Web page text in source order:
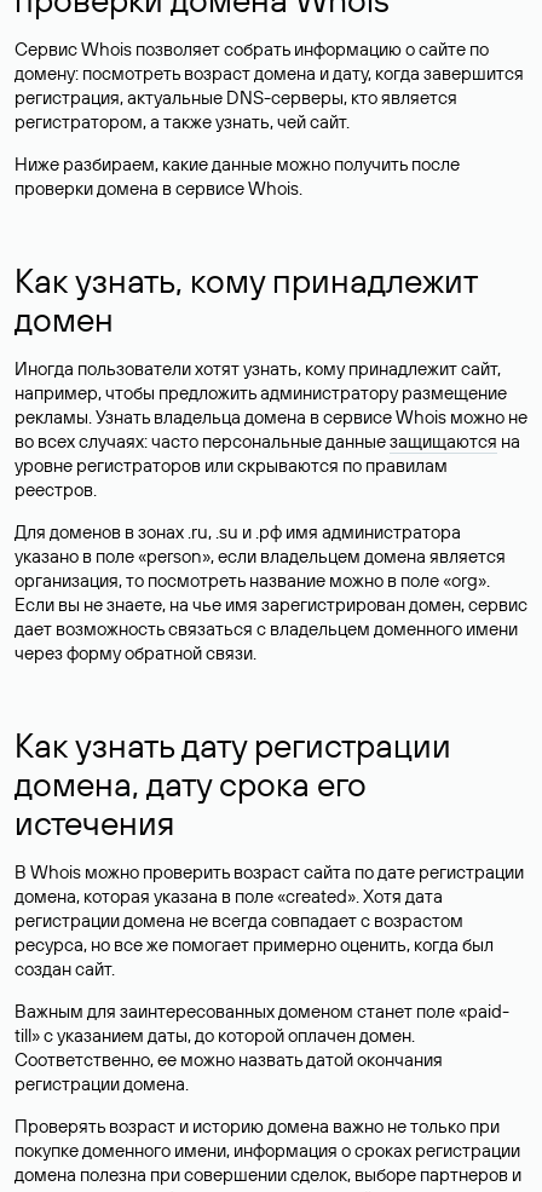
Сервис Whois позволяет собрать информацию о сайте по
домену: посмотреть возраст домена и дату, когда завершится
регистрация, актуальные DNS-серверы, кто является
регистратором, а также узнать, чей сайт.
Ниже разбираем, какие данные можно получить после
проверки домена в сервисе Whois.
Как узнать, кому принадлежит
домен
Иногда пользователи хотят узнать, кому принадлежит сайт,
например, чтобы предложить администратору размещение
рекламы. Узнать владельца домена в сервисе Whois можно не
во всех случаях: часто персональные данныезащищаются на
уровне регистраторов или скрываются по правилам
реестров.
Для доменов в зонах .ru, .su и .рф имя администратора
указано в поле «person», если владельцем домена является
организация, то посмотреть название можно в поле «org».
Если вы не знаете, на чье имя зарегистрирован домен, сервис
дает возможность связаться с владельцем доменного имени
через форму обратной связи.
Как узнать дату регистрации
домена, дату срока его
истечения
В Whois можно проверить возраст сайта по дате регистрации
домена, которая указана в поле «created». Хотя дата
регистрации домена не всегда совпадает с возрастом
ресурса, но все же помогает примерно оценить, когда был
создан сайт.
Важным для заинтересованных доменом станет поле «paid-
till» с указанием даты, до которой оплачен домен.
Соответственно, ее можно назвать датой окончания
регистрации домена.
Проверять возраст и историю домена важно не только при
покупке доменного имени, информация о сроках регистрации
домена полезна при совершении сделок, выборе партнеров и